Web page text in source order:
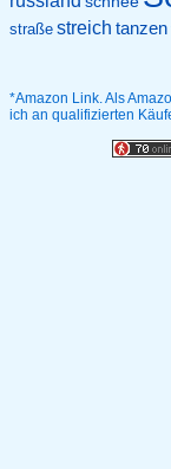
straße streich tanzen
*Amazon Link. Als
ich an qualifizierten